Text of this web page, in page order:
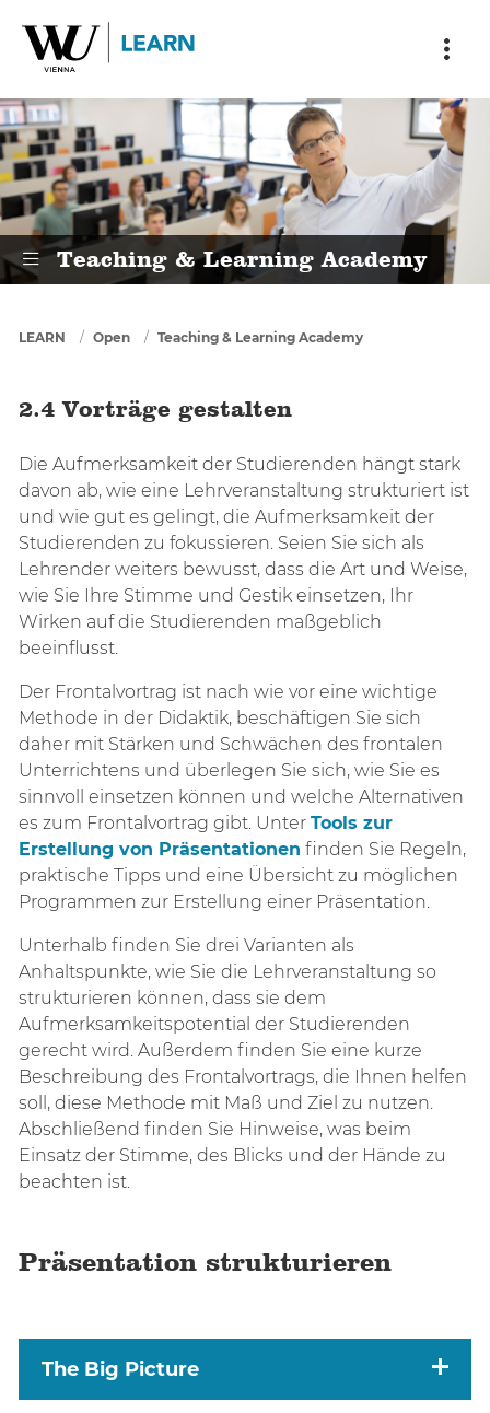
2.4 Vorträge gestalten
Teaching & Learning Academy
You are here
LEARN Open Teaching & Learning Academy
2.4 Vorträge gestalten
Die Aufmerksamkeit der Studierenden hängt stark
davon ab, wie eine Lehrveranstaltung strukturiert ist
und wie gut es gelingt, die Aufmerksamkeit der
Studierenden zu fokussieren. Seien Sie sich als
Lehrender weiters bewusst, dass die Art und Weise,
wie Sie Ihre Stimme und Gestik einsetzen, Ihr
Wirken auf die Studierenden maßgeblich
beeinflusst.
Der Frontalvortrag ist nach wie vor eine wichtige
Methode in der Didaktik, beschäftigen Sie sich
daher mit Stärken und Schwächen des frontalen
Unterrichtens und überlegen Sie sich, wie Sie es
sinnvoll einsetzen können und welche Alternativen
es zum Frontalvortrag gibt. Unter Tools zur
Erstellung von Präsentationen finden Sie Regeln,
praktische Tipps und eine Übersicht zu möglichen
Programmen zur Erstellung einer Präsentation.
Unterhalb finden Sie drei Varianten als
Anhaltspunkte, wie Sie die Lehrveranstaltung so
strukturieren können, dass sie dem
Aufmerksamkeitspotential der Studierenden
gerecht wird. Außerdem finden Sie eine kurze
Beschreibung des Frontalvortrags, die Ihnen helfen
soll, diese Methode mit Maß und Ziel zu nutzen.
Abschließend finden Sie Hinweise, was beim
Einsatz der Stimme, des Blicks und der Hände zu
beachten ist.
Präsentation strukturieren
The Big Picture